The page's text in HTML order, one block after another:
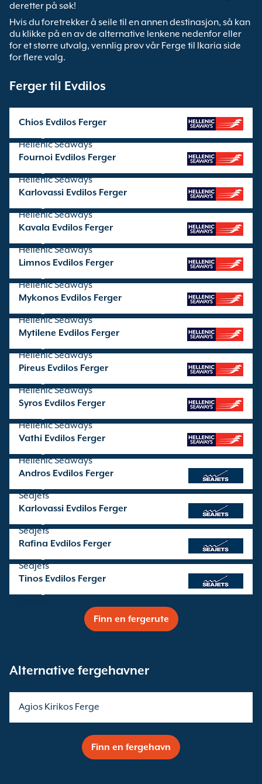
deretter på søk!
Hvis du foretrekker å seile til en annen destinasjon, så kan
du klikke på en av de alternative lenkene nedenfor eller
for et større utvalg, vennlig prøv vår Ferge til Ikaria side
for flere valg.
Ferger til Evdilos
Chios Evdilos Ferger
Hellenic Seaways
Fournoi Evdilos Ferger
Hellenic Seaways
Karlovassi Evdilos Ferger
Hellenic Seaways
Kavala Evdilos Ferger
Hellenic Seaways
Limnos Evdilos Ferger
Hellenic Seaways
Mykonos Evdilos Ferger
Hellenic Seaways
Mytilene Evdilos Ferger
Hellenic Seaways
Pireus Evdilos Ferger
Hellenic Seaways
Syros Evdilos Ferger
Hellenic Seaways
Vathi Evdilos Ferger
Hellenic Seaways
Andros Evdilos Ferger
SeaJets
Karlovassi Evdilos Ferger
SeaJets
Rafina Evdilos Ferger
SeaJets
Tinos Evdilos Ferger
Finn en fergerute
Alternative fergehavner
Agios Kirikos Ferge
Finn en fergehavn